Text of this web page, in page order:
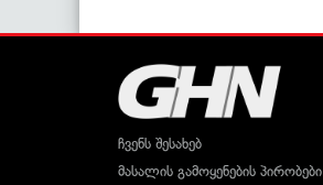
ჩვენს შესახებ
მასალის გამოყენების პირობები